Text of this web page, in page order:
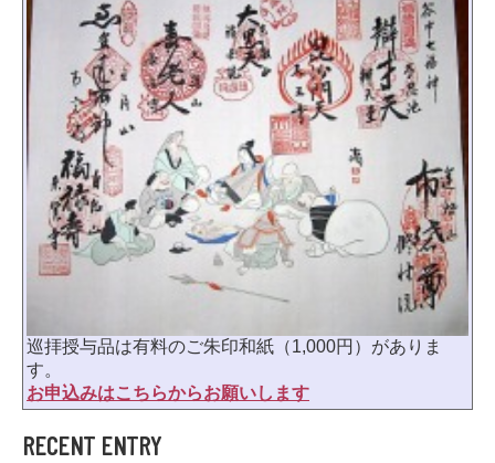
巡拝授与品は有料のご朱印和紙（1,000円）がありま
す。
お申込みはこちらからお願いします
RECENT ENTRY